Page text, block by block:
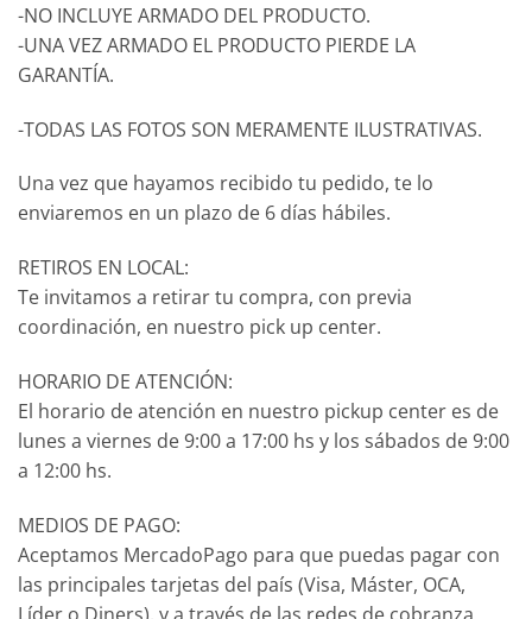
-NO INCLUYE ARMADO DEL PRODUCTO.
-UNA VEZ ARMADO EL PRODUCTO PIERDE LA
GARANTÍA.
-TODAS LAS FOTOS SON MERAMENTE ILUSTRATIVAS.
Una vez que hayamos recibido tu pedido, te lo
enviaremos en un plazo de 6 días hábiles.
RETIROS EN LOCAL:
Te invitamos a retirar tu compra, con previa
coordinación, en nuestro pick up center.
HORARIO DE ATENCIÓN:
El horario de atención en nuestro pickup center es de
lunes a viernes de 9:00 a 17:00 hs y los sábados de 9:00
a 12:00 hs.
MEDIOS DE PAGO:
Aceptamos MercadoPago para que puedas pagar con
las principales tarjetas del país (Visa, Máster, OCA,